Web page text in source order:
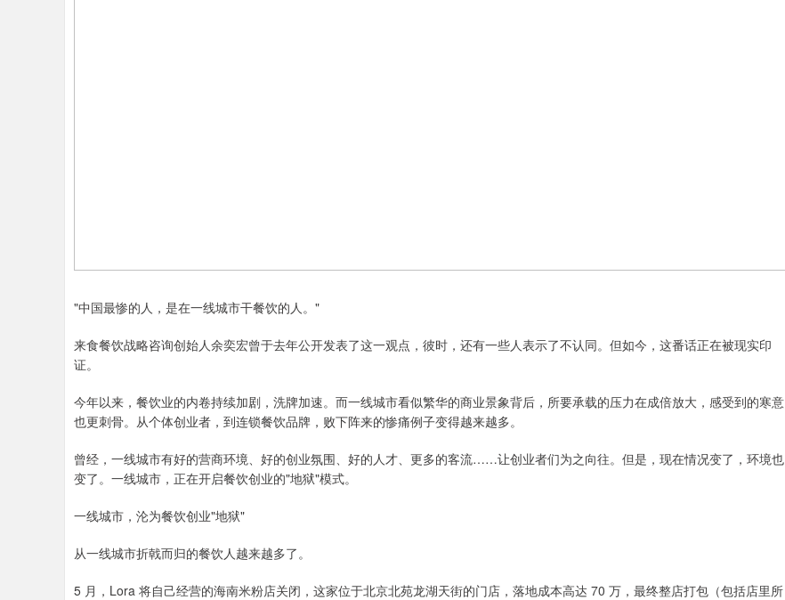
"中国最惨的人，是在一线城市干餐饮的人。"
来食餐饮战略咨询创始人余奕宏曾于去年公开发表了这一观点，彼时，还有一些人表示了不认同。但如今，这番话正在被现实印
证。
今年以来，餐饮业的内卷持续加剧，洗牌加速。而一线城市看似繁华的商业景象背后，所要承载的压力在成倍放大，感受到的寒意
也更刺骨。从个体创业者，到连锁餐饮品牌，败下阵来的惨痛例子变得越来越多。
曾经，一线城市有好的营商环境、好的创业氛围、好的人才、更多的客流……让创业者们为之向往。但是，现在情况变了，环境也
变了。一线城市，正在开启餐饮创业的"地狱"模式。
一线城市，沦为餐饮创业"地狱"
从一线城市折戟而归的餐饮人越来越多了。
5 月，Lora 将自己经营的海南米粉店关闭，这家位于北京北苑龙湖天街的门店，落地成本高达 70 万，最终整店打包（包括店里所